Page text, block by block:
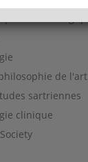
de l'art
sartriennes
clinique